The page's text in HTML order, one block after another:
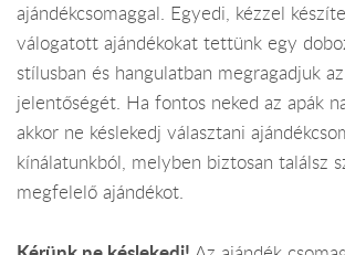
ajándékcsomaggal. Egyedi, kézzel
válogatott ajándékokat tettünk egy
stílusban és hangulatban megragadjuk
jelentőségét. Ha fontos neked az apák
akkor ne késlekedj választani
kínálatunkból, melyben biztosan találsz
megfelelő ajándékot.